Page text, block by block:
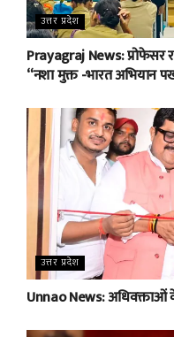
उत्तर प्रदेश
Prayagraj News: प्रोफेसर
“नशा मुक्त -भारत अभियान
उत्तर प्रदेश
Unnao News: अधिवक्ताओं